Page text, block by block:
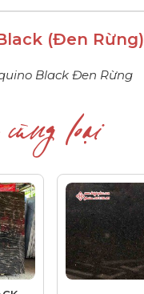
(Đen Rừng)
Black Đen Rừng
loại